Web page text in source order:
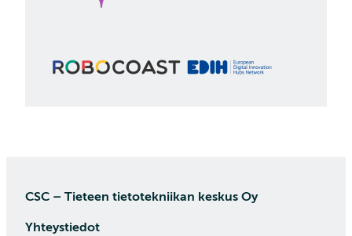
CSC – Tieteen tietotekniikan keskus Oy
Yhteystiedot